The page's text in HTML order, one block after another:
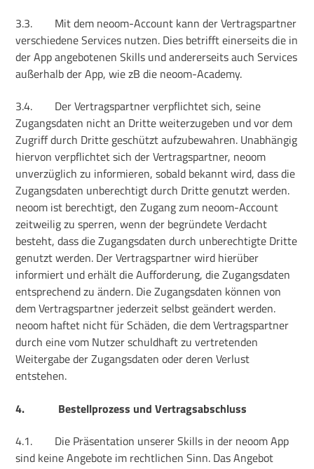
3.3.
Mit dem neoom-Account kann der Vertragspartner
verschiedene Services nutzen. Dies betrifft einerseits die in
der App angebotenen Skills und andererseits auch Services
außerhalb der App, wie zB die neoom-Academy.
3.4.
Der Vertragspartner verpflichtet sich, seine
Zugangsdaten nicht an Dritte weiterzugeben und vor dem
Zugriff durch Dritte geschützt aufzubewahren. Unabhängig
hiervon verpflichtet sich der Vertragspartner, neoom
unverzüglich zu informieren, sobald bekannt wird, dass die
Zugangsdaten unberechtigt durch Dritte genutzt werden.
neoom ist berechtigt, den Zugang zum neoom-Account
zeitweilig zu sperren, wenn der begründete Verdacht
besteht, dass die Zugangsdaten durch unberechtigte Dritte
genutzt werden. Der Vertragspartner wird hierüber
informiert und erhält die Aufforderung, die Zugangsdaten
entsprechend zu ändern. Die Zugangsdaten können von
dem Vertragspartner jederzeit selbst geändert werden.
neoom haftet nicht für Schäden, die dem Vertragspartner
durch eine vom Nutzer schuldhaft zu vertretenden
Weitergabe der Zugangsdaten oder deren Verlust
entstehen.
4.
Bestellprozess und Vertragsabschluss
4.1.
Die Präsentation unserer Skills in der neoom App
sind keine Angebote im rechtlichen Sinn. Das Angebot